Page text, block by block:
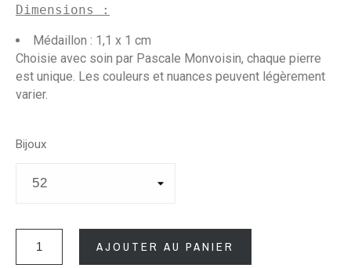
Dimensions :
Médaillon : 1,1 x 1 cm
Choisie avec soin par Pascale Monvoisin, chaque pierre
est unique. Les couleurs et nuances peuvent légèrement
varier.
Bijoux
AJOUTER AU PANIER